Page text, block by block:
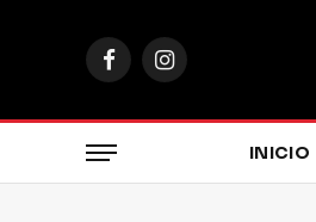
FacebookInstagram
INICIO